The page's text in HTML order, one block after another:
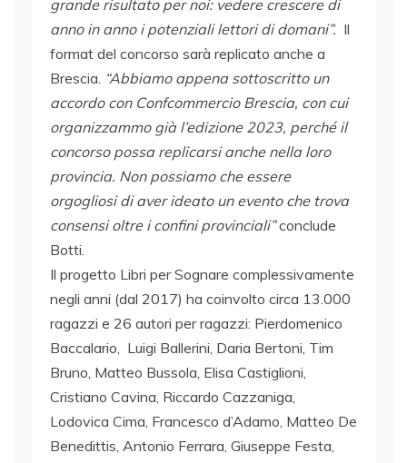
grande risultato per noi: vedere crescere di
anno in anno i potenziali lettori di domani”. Il
format del concorso sarà replicato anche a
Brescia. “Abbiamo appena sottoscritto un
accordo con Confcommercio Brescia, con cui
organizzammo già l’edizione 2023, perché il
concorso possa replicarsi anche nella loro
provincia. Non possiamo che essere
orgogliosi di aver ideato un evento che trova
consensi oltre i confini provinciali”conclude
Botti.
Il progetto Libri per Sognare complessivamente
negli anni (dal 2017) ha coinvolto circa 13.000
ragazzi e 26 autori per ragazzi: Pierdomenico
Baccalario, Luigi Ballerini, Daria Bertoni, Tim
Bruno, Matteo Bussola, Elisa Castiglioni,
Cristiano Cavina, Riccardo Cazzaniga,
Lodovica Cima, Francesco d’Adamo, Matteo De
Benedittis, Antonio Ferrara, Giuseppe Festa,